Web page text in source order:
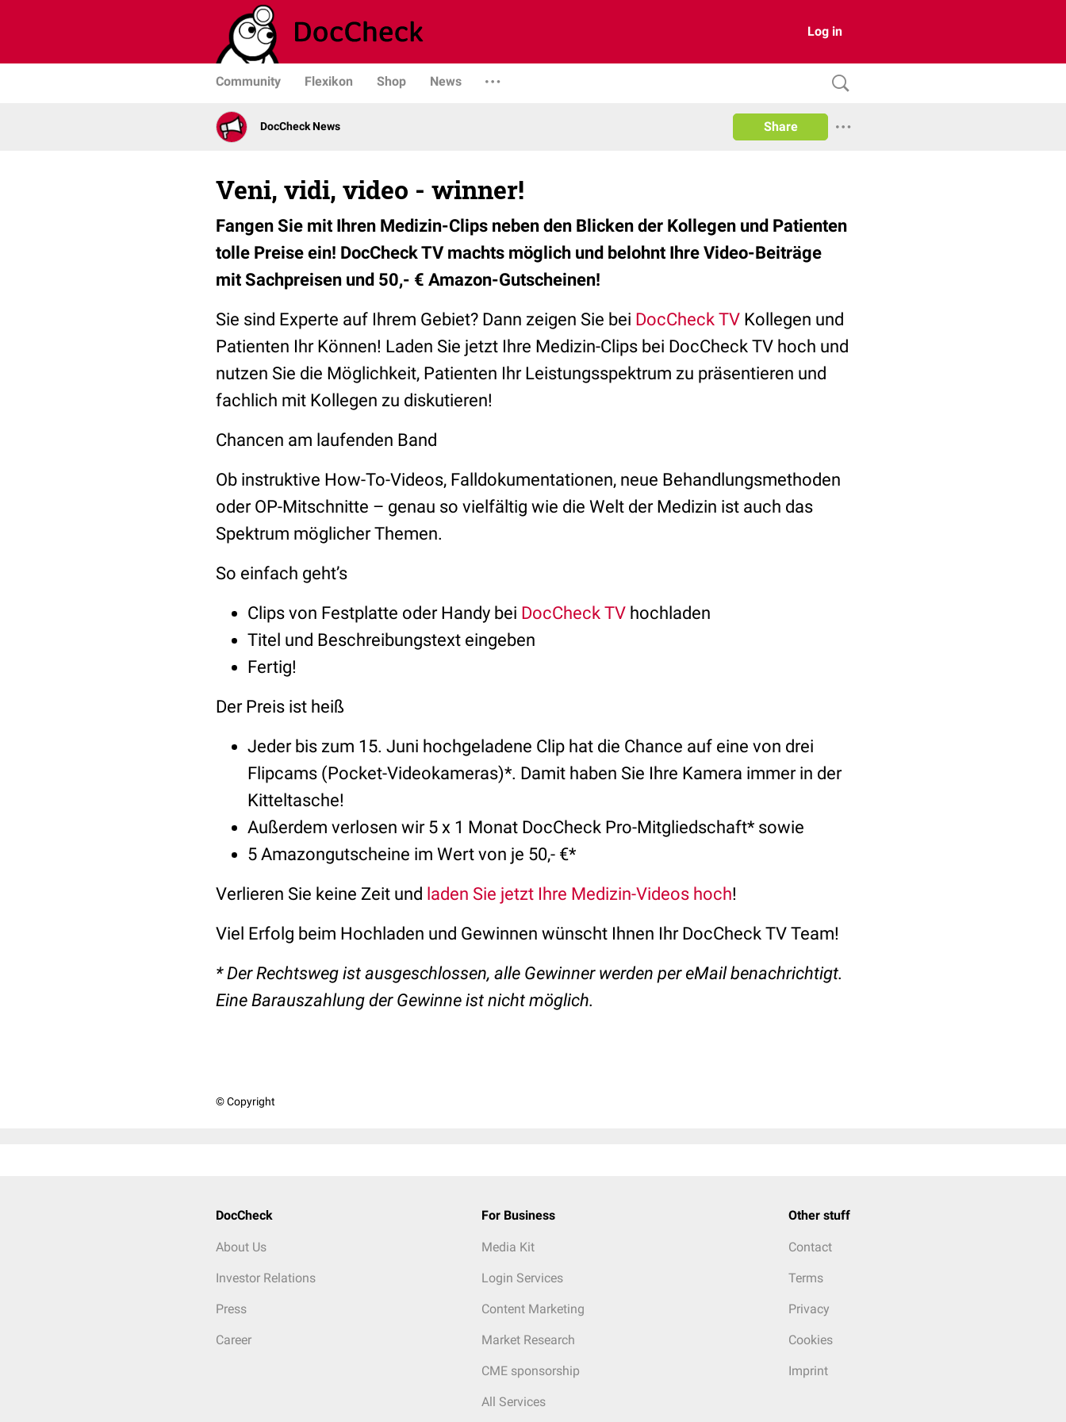
Log in
Community Flexikon Shop News
DocCheck News Share
Veni, vidi, video - winner!
Fangen Sie mit Ihren Medizin-Clips neben den Blicken der Kollegen und Patienten
tolle Preise ein! DocCheck TV machts möglich und belohnt Ihre Video-Beiträge
mit Sachpreisen und 50,- € Amazon-Gutscheinen!
Sie sind Experte auf Ihrem Gebiet? Dann zeigen Sie bei DocCheck TV Kollegen und
Patienten Ihr Können! Laden Sie jetzt Ihre Medizin-Clips bei DocCheck TV hoch und
nutzen Sie die Möglichkeit, Patienten Ihr Leistungsspektrum zu präsentieren und
fachlich mit Kollegen zu diskutieren!
Chancen am laufenden Band
Ob instruktive How-To-Videos, Falldokumentationen, neue Behandlungsmethoden
oder OP-Mitschnitte – genau so vielfältig wie die Welt der Medizin ist auch das
Spektrum möglicher Themen.
So einfach geht’s
Clips von Festplatte oder Handy bei DocCheck TV hochladen
Titel und Beschreibungstext eingeben
Fertig!
Der Preis ist heiß
Jeder bis zum 15. Juni hochgeladene Clip hat die Chance auf eine von drei
Flipcams (Pocket-Videokameras)*. Damit haben Sie Ihre Kamera immer in der
Kitteltasche!
Außerdem verlosen wir 5 x 1 Monat DocCheck Pro-Mitgliedschaft* sowie
5 Amazongutscheine im Wert von je 50,- €*
Verlieren Sie keine Zeit und laden Sie jetzt Ihre Medizin-Videos hoch!
Viel Erfolg beim Hochladen und Gewinnen wünscht Ihnen Ihr DocCheck TV Team!
* Der Rechtsweg ist ausgeschlossen, alle Gewinner werden per eMail benachrichtigt.
Eine Barauszahlung der Gewinne ist nicht möglich.
© Copyright
DocCheck
About Us
Investor Relations
Press
Career
For Business
Media Kit
Login Services
Content Marketing
Market Research
CME sponsorship
All Services
Other stuff
Contact
Terms
Privacy
Cookies
Imprint